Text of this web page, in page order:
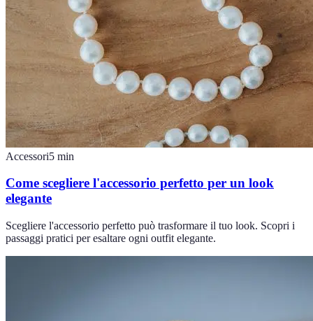
Accessori5 min
Come scegliere l'accessorio perfetto per un look
elegante
Scegliere l'accessorio perfetto può trasformare il tuo look. Scopri i
passaggi pratici per esaltare ogni outfit elegante.